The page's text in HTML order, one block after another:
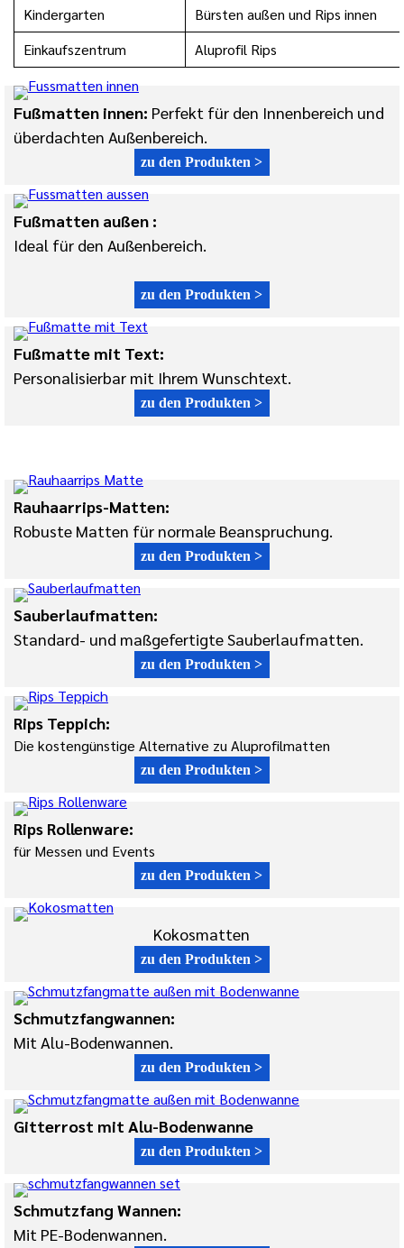
Kindergarten
Bürsten außen und Rips innen
Einkaufszentrum
Aluprofil Rips
Fußmatten innen: Perfekt für den Innenbereich und
überdachten Außenbereich.
zu den Produkten >
Fußmatten außen :
Ideal für den Außenbereich.
zu den Produkten >
Fußmatte mit Text:
Personalisierbar mit Ihrem Wunschtext.
zu den Produkten >
Rauhaarrips-Matten:
Robuste Matten für normale Beanspruchung.
zu den Produkten >
Sauberlaufmatten:
Standard- und maßgefertigte Sauberlaufmatten.
zu den Produkten >
Rips Teppich:
Die kostengünstige Alternative zu Aluprofilmatten
zu den Produkten >
Rips Rollenware:
für Messen und Events
zu den Produkten >
Kokosmatten
zu den Produkten >
Schmutzfangwannen:
Mit Alu-Bodenwannen.
zu den Produkten >
Gitterrost mit Alu-Bodenwanne
zu den Produkten >
Schmutzfang Wannen:
Mit PE-Bodenwannen.